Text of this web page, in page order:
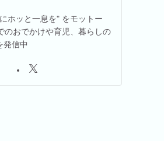
ホッと一息を" をモットー
のおでかけや育児、暮らしの
発信中